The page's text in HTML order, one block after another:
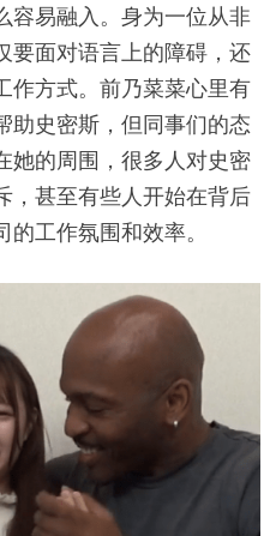
容易融入。身为一位从非
要面对语言上的障碍，还
作方式。前乃菜菜心里有
助史密斯，但同事们的态
她的周围，很多人对史密
，甚至有些人开始在背后
工作氛围和效率。